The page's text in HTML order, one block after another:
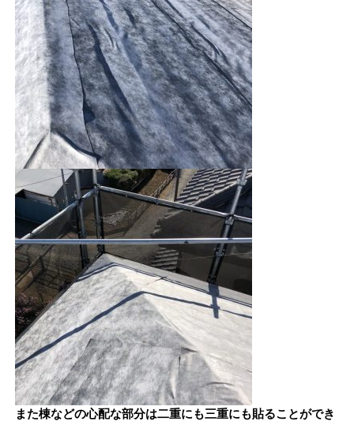
また棟などの心配な部分は二重にも三重にも貼ることができ